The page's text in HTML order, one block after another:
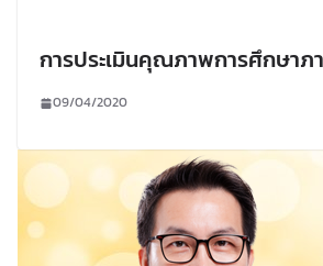
การประเมินคุณภาพการศึกษาภ
09/04/2020